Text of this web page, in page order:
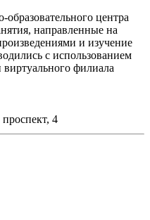
центра
направленные на
и изучение
с использованием
филиала
4